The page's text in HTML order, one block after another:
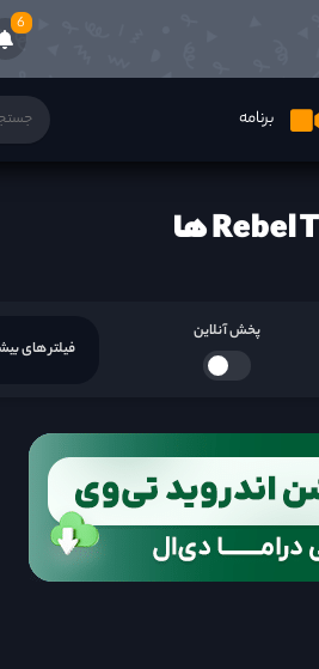
6
برنامه
پخش آنلاین
فیلتر های